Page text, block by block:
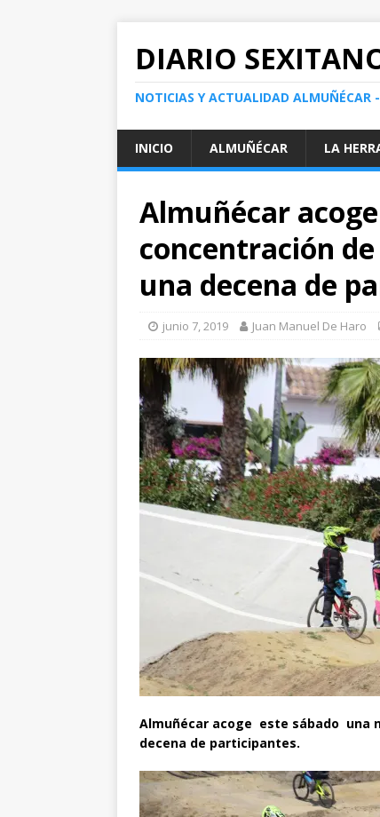
DIARIO
NOTICIAS Y ACTUALIDAD ALMUÑÉCAR
INICIO ALMUÑÉCAR LA
Almuñécar
concentración
una decena de
junio 7, 2019 Juan Manuel De Haro
Almuñécar acoge este sábado una
decena de participantes.